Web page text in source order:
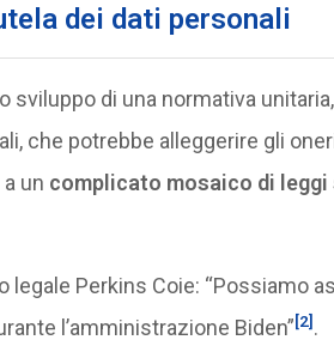
dei dati personali
sviluppo di una normativa unitaria,
che potrebbe alleggerire gli
un complicato mosaico di
Perkins Coie: “Possiamo
l’amministrazione Biden”[2] .